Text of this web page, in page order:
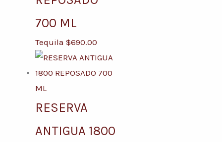
700 ML
Tequila $690.00
RESERVA
ANTIGUA 1800